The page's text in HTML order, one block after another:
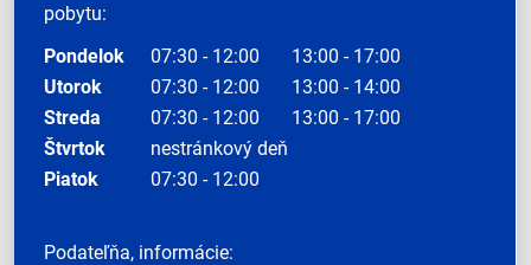
pobytu:
Pondelok
07:30 - 12:00
13:00 - 17:00
Utorok
07:30 - 12:00
13:00 - 14:00
Streda
07:30 - 12:00
13:00 - 17:00
Štvrtok
nestránkový deň
Piatok
07:30 - 12:00
Podateľňa, informácie: